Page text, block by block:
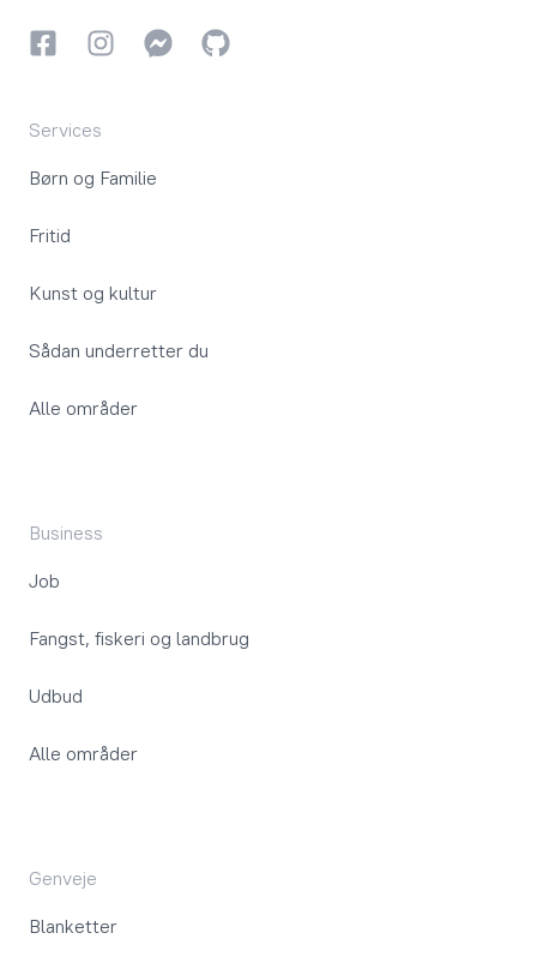
FacebookInstagramInstagram
GitHub
Services
Børn og Familie
Fritid
Kunst og kultur
Sådan underretter du
Alle områder
Business
Job
Fangst, fiskeri og landbrug
Udbud
Alle områder
Genveje
Blanketter